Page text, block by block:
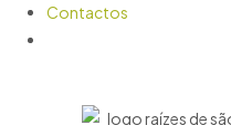
Contactos